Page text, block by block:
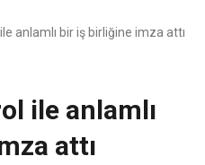
anlamlı bir iş birliğine imza attı
ile anlamlı
attı